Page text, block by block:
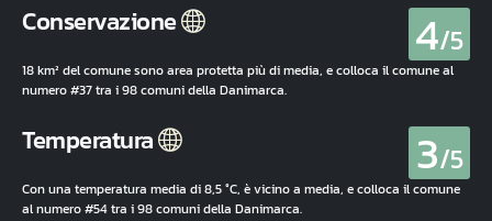
Conservazione 4/5
18 km² del comune sono area protetta più di media, e colloca il comune al
numero #37 tra i 98 comuni della Danimarca.
Temperatura 3/5
Con una temperatura media di 8,5 °C, è vicino a media, e colloca il comune
al numero #54 tra i 98 comuni della Danimarca.